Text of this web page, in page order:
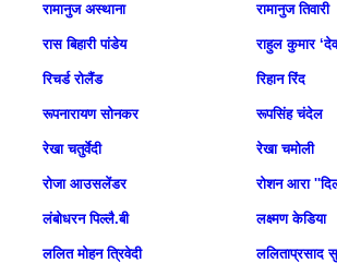
रामानुज अस्थाना रामानुज तिवारी
रास बिहारी पांडेय राहुल कुमार
रिचर्ड रोलैंड रिहान रिंद
रूपनारायण सोनकर रूपसिंह चंदेल
रेखा चतुर्वेदी रेखा चमोली
रोजा आउसलेंडर रोशन आरा
लंबोधरन पिल्लै.बी लक्ष्मण केडिया
ललित मोहन त्रिवेदी ललिताप्रसाद